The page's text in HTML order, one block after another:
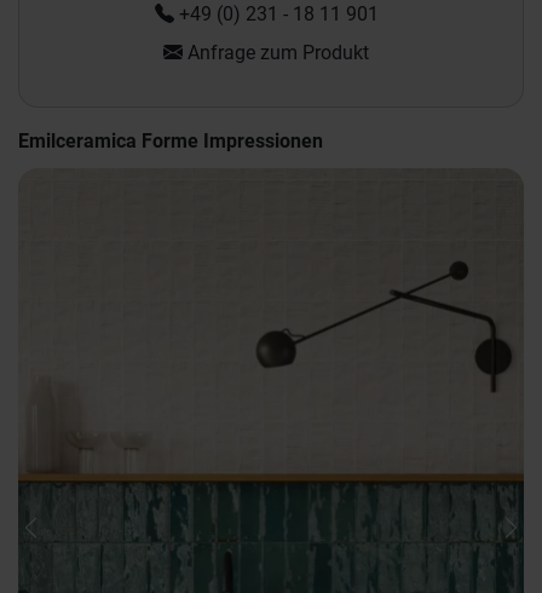
+49 (0) 231 - 18 11 901
Anfrage zum Produkt
Emilceramica Forme Impressionen
Previous